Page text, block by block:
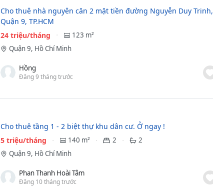
Cho thuê nhà nguyên căn 2 mặt tiền đường Nguyễn Duy Trinh,
Quận 9, TP.HCM
24 triệu/tháng
123 m²
Quận 9, Hồ Chí Minh
Hồng
Đăng 9 tháng trước
Cho thuê tầng 1 - 2 biệt thự khu dân cư. Ở ngay !
5 triệu/tháng
140 m² 2
2
Quận 9, Hồ Chí Minh
Phan Thanh Hoài Tâm
Đăng 10 tháng trước